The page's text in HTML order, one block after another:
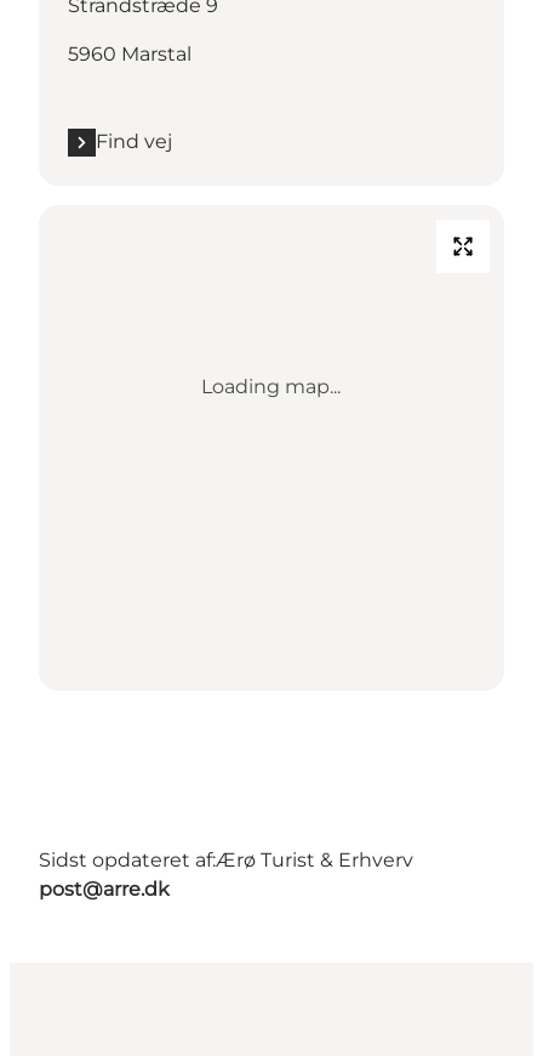
Strandstræde 9
5960 Marstal
Find vej
Loading map...
Sidst opdateret af:Ærø Turist & Erhverv
post@arre.dk